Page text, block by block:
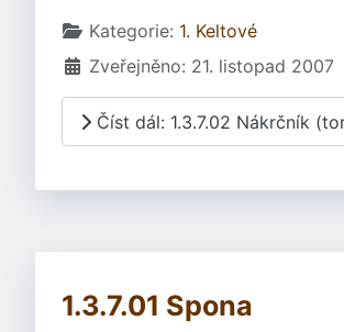
Základní údaje
Kategorie: 1. Keltové
Zveřejněno: 21. listopad 2007
Číst dál: 1.3.7.02 Nákrčník
1.3.7.01 Spona